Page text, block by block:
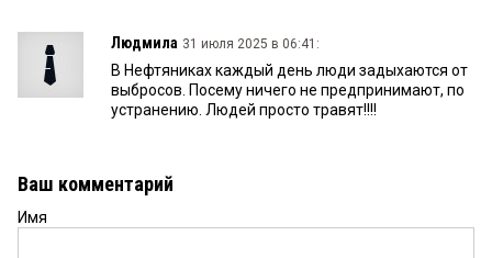
Людмила 31 июля 2025 в 06:41:
В Нефтяниках каждый день люди задыхаются от
выбросов. Посему ничего не предпринимают, по
устранению. Людей просто травят!!!!
Ваш комментарий
Имя